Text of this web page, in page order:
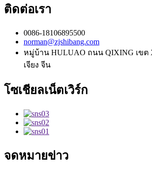
ติดต่อเรา
0086-18106895500
norman@zjshibang.com
หมู่บ้าน HULUAO ถนน QIXING เขต
เจียง จีน
โซเชียลเน็ตเวิร์ก
จดหมายข่าว